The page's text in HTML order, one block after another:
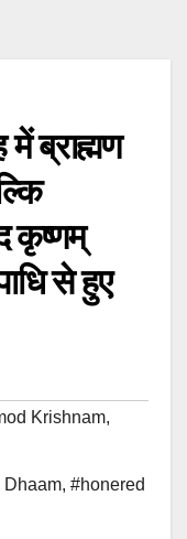
ब्राह्मण
कृष्णम्
से हुए
Krishnam,
Dhaam, #honered